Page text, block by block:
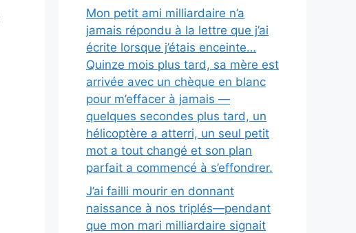
Mon petit ami milliardaire n’a
jamais répondu à la lettre que j’ai
écrite lorsque j’étais enceinte…
Quinze mois plus tard, sa mère est
arrivée avec un chèque en blanc
pour m’effacer à jamais —
quelques secondes plus tard, un
hélicoptère a atterri, un seul petit
mot a tout changé et son plan
parfait a commencé à s’effondrer.
J’ai failli mourir en donnant
naissance à nos triplés—pendant
que mon mari milliardaire signait